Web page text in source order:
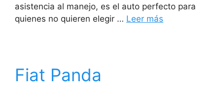
asistencia al manejo, es el auto perfecto para
quienes no quieren elegir … Leer más
Fiat Panda